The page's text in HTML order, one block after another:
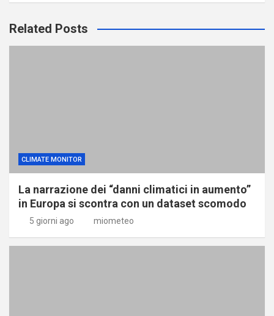
Related Posts
CLIMATE MONITOR
La narrazione dei “danni climatici in aumento”
in Europa si scontra con un dataset scomodo
5 giorni ago miometeo